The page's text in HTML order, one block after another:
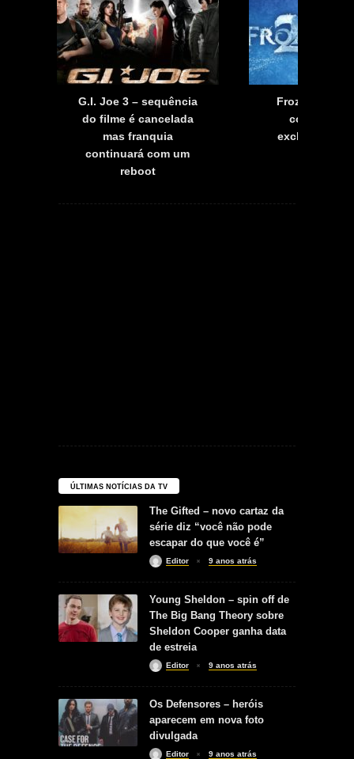
G.I. Joe 3 – sequência
do filme é cancelada
mas franquia
continuará com um
reboot
Frozen 2 –
conta
exclusivos
ÚLTIMAS NOTÍCIAS DA TV
The Gifted – novo cartaz da
série diz “você não pode
escapar do que você é”
Editor 9 anos atrás
Young Sheldon – spin off de
The Big Bang Theory sobre
Sheldon Cooper ganha data
de estreia
Editor 9 anos atrás
Os Defensores – heróis
aparecem em nova foto
divulgada
Editor 9 anos atrás